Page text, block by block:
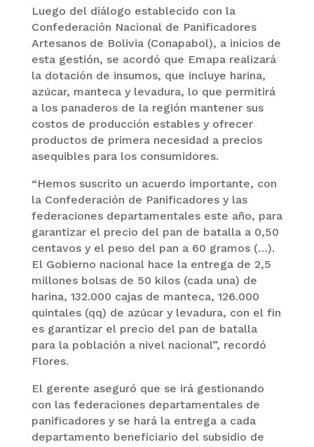
Luego del diálogo establecido con la
Confederación Nacional de Panificadores
Artesanos de Bolivia (Conapabol), a inicios de
esta gestión, se acordó que Emapa realizará
la dotación de insumos, que incluye harina,
azúcar, manteca y levadura, lo que permitirá
a los panaderos de la región mantener sus
costos de producción estables y ofrecer
productos de primera necesidad a precios
asequibles para los consumidores.
“Hemos suscrito un acuerdo importante, con
la Confederación de Panificadores y las
federaciones departamentales este año, para
garantizar el precio del pan de batalla a 0,50
centavos y el peso del pan a 60 gramos (…).
El Gobierno nacional hace la entrega de 2,5
millones bolsas de 50 kilos (cada una) de
harina, 132.000 cajas de manteca, 126.000
quintales (qq) de azúcar y levadura, con el fin
es garantizar el precio del pan de batalla
para la población a nivel nacional”, recordó
Flores.
El gerente aseguró que se irá gestionando
con las federaciones departamentales de
panificadores y se hará la entrega a cada
departamento beneficiario del subsidio de